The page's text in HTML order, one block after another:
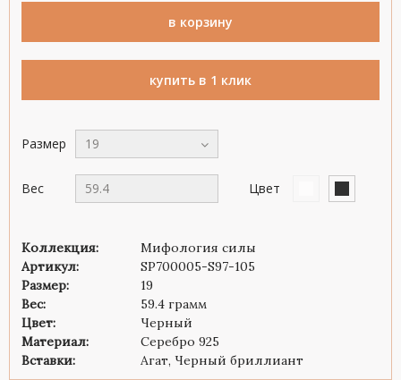
в корзину
купить в 1 клик
Размер 19
Вес 59.4 Цвет
Коллекция:
Мифология силы
Артикул:
SP700005-S97-105
Размер:
19
Вес:
59.4 грамм
Цвет:
Черный
Материал:
Серебро 925
Вставки:
Агат, Черный бриллиант